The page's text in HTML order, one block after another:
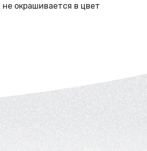
окрашивается в цвет